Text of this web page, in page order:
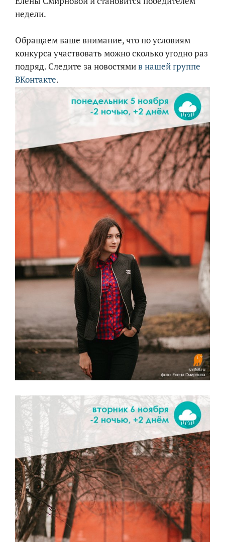
недели.
Обращаем ваше внимание, что по условиям
конкурса участвовать можно сколько угодно раз
подряд. Следите за новостямив нашей группе
ВКонтакте.